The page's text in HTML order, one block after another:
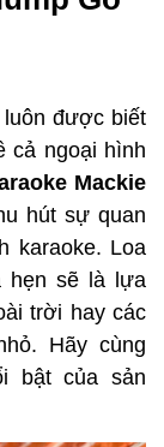
được biết
cả ngoại hình
Mackie
hút sự quan
karaoke. Loa
hẹn sẽ là lựa
trời hay các
Hãy cùng
bật của sản